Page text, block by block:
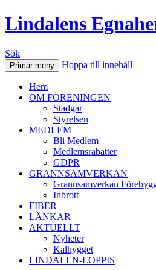
Lindalens
Sök
Primär meny Hoppa till innehåll
Hem
OM FÖRENINGEN
Stadgar
Styrelsen
MEDLEM
Bli Medlem
Medlemsrabatter
GDPR
GRANNSAMVERKAN
Grannsamverkan
Inbrott
FIBER
LÄNKAR
AKTUELLT
Nyheter
Kalhygget
LINDALEN-LOPPIS